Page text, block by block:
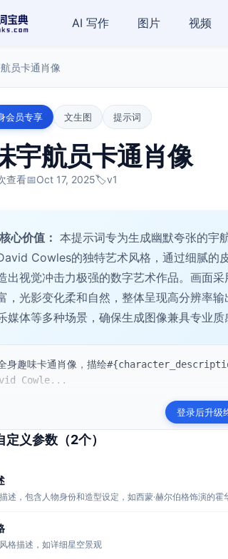
AI 写作 图片 视频
员卡通肖像
会员专享 文生图 提示词
宇航员卡通肖像
查看📅Oct 17, 2025🏷️v1
心价值： 本提示词专为生成幽默夸张的宇
Cowles的独特艺术风格，通过细腻的
出视觉冲击力极强的数字艺术作品。画面
，光影变化柔和自然，整体呈现高分辨率
媒体等多种场景，确保生成图像兼具专业质
身趣味卡通肖像，描绘
Cowle...
登录后升级
定义参数（2个）
述，包含人物身份和造型设定，如西蒙·赫尔伯格饰演的霍
格描述，如详细星空景观